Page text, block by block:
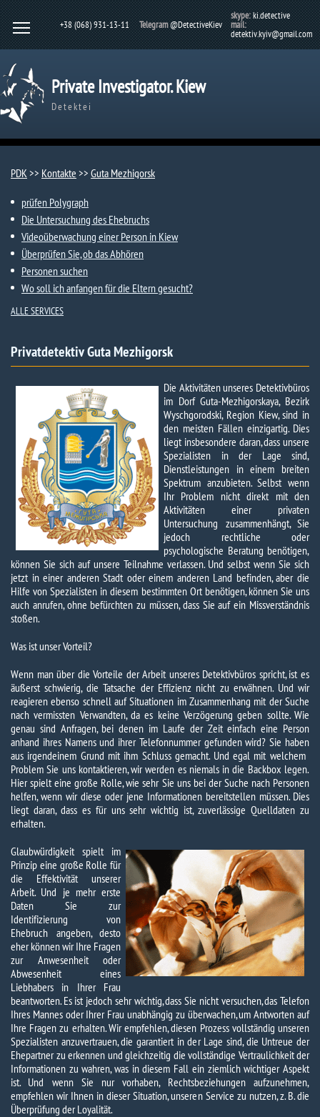
+38 (068) 931-13-11 Telegram@DetectiveKiev
skype:ki.detective
mail:
detektiv.kyiv@gmail.com
Private Investigator. Kiew
Detektei
PDK>> Kontakte >> Guta Mezhigorsk​
prüfen Polygraph
Die Untersuchung des Ehebruchs
Videoüberwachung einer Person in Kiew
Überprüfen Sie, ob das Abhören
Personen suchen
Wo soll ich anfangen für die Eltern gesucht?
ALLE SERVICES
Privatdetektiv Guta Mezhigorsk​
Die Aktivitäten unseres Detektivbüros
im Dorf Guta-Mezhigorskaya, Bezirk
Wyschgorodski, Region Kiew, sind in
den meisten Fällen einzigartig. Dies
liegt insbesondere daran, dass unsere
Spezialisten in der Lage sind,
Dienstleistungen in einem breiten
Spektrum anzubieten. Selbst wenn
Ihr Problem nicht direkt mit den
Aktivitäten einer privaten
Untersuchung zusammenhängt, Sie
jedoch rechtliche oder
psychologische Beratung benötigen,
können Sie sich auf unsere Teilnahme verlassen. Und selbst wenn Sie sich
jetzt in einer anderen Stadt oder einem anderen Land befinden, aber die
Hilfe von Spezialisten in diesem bestimmten Ort benötigen, können Sie uns
auch anrufen, ohne befürchten zu müssen, dass Sie auf ein Missverständnis
stoßen.
Was ist unser Vorteil?
Wenn man über die Vorteile der Arbeit unseres Detektivbüros spricht, ist es
äußerst schwierig, die Tatsache der Effizienz nicht zu erwähnen. Und wir
reagieren ebenso schnell auf Situationen im Zusammenhang mit der Suche
nach vermissten Verwandten, da es keine Verzögerung geben sollte. Wie
genau sind Anfragen, bei denen im Laufe der Zeit einfach eine Person
anhand ihres Namens und ihrer Telefonnummer gefunden wird? Sie haben
aus irgendeinem Grund mit ihm Schluss gemacht. Und egal mit welchem ​​
Problem Sie uns kontaktieren, wir werden es niemals in die Backbox legen.
Hier spielt eine große Rolle, wie sehr Sie uns bei der Suche nach Personen
helfen, wenn wir diese oder jene Informationen bereitstellen müssen. Dies
liegt daran, dass es für uns sehr wichtig ist, zuverlässige Quelldaten zu
erhalten.
Glaubwürdigkeit spielt im
Prinzip eine große Rolle für
die Effektivität unserer
Arbeit. Und je mehr erste
Daten Sie zur
Identifizierung von
Ehebruch angeben, desto
eher können wir Ihre Fragen
zur Anwesenheit oder
Abwesenheit eines
Liebhabers in Ihrer Frau
beantworten. Es ist jedoch sehr wichtig, dass Sie nicht versuchen, das Telefon
Ihres Mannes oder Ihrer Frau unabhängig zu überwachen, um Antworten auf
Ihre Fragen zu erhalten. Wir empfehlen, diesen Prozess vollständig unseren
Spezialisten anzuvertrauen, die garantiert in der Lage sind, die Untreue der
Ehepartner zu erkennen und gleichzeitig die vollständige Vertraulichkeit der
Informationen zu wahren, was in diesem Fall ein ziemlich wichtiger Aspekt
ist. Und wenn Sie nur vorhaben, Rechtsbeziehungen aufzunehmen,
empfehlen wir Ihnen in dieser Situation, unseren Service zu nutzen, z. B. die
Überprüfung der Loyalität.